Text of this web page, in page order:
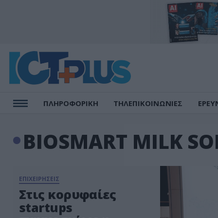
ΠΛΗΡΟΦΟΡΙΚΗ ΤΗΛΕΠΙΚΟΙΝΩΝΙΕΣ
BIOSMART MILK
ΕΠΙΧΕΙΡΗΣΕΙΣ
Στις κορυφαίες
startups